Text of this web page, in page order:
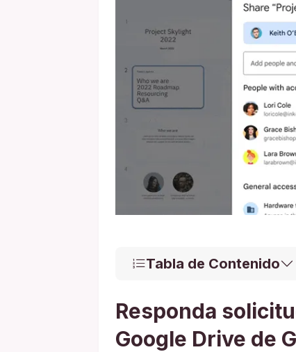
Tabla de Contenido
Responda
Google Drive de